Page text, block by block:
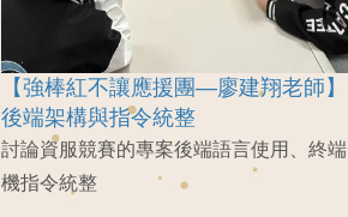
【強棒紅不讓應援團—廖建翔老師】
後端架構與指令統整
討論資服競賽的專案後端語言使用、終端
機指令統整